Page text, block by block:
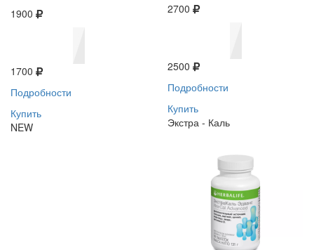
1900
1700
Подробности
Купить
NEW
2700
2500
Подробности
Купить
Экстра - Каль